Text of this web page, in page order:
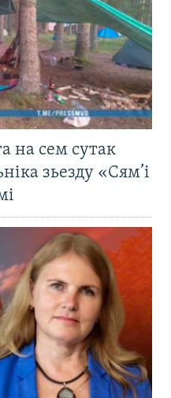
на сем сутак
зьезду «Сям’і